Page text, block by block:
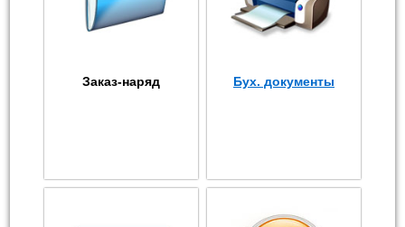
Заказ-наряд Бух. документы